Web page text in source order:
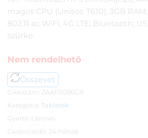
magos CPU (Unisoc T610); 3GB
802.11 ac WiFi, 4G LTE; Bluetooth;
szürke
Nem rendelhető
Összevet
Cikkszám: ZAAF0086GR
Kategória: Tabletek
Gyártó: Lenovo
Garanciaidő: 24 hónap